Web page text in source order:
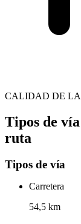
CALIDAD DE
Tipos de
ruta
Tipos de vía
Carretera
54,5 km